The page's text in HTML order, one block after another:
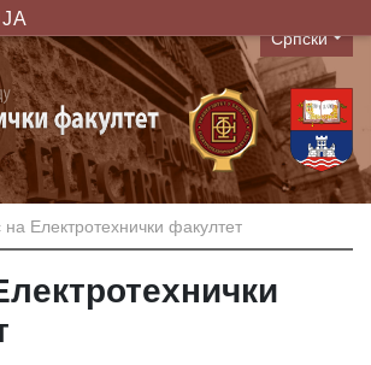
Language
Српски
на Електротехнички факултет